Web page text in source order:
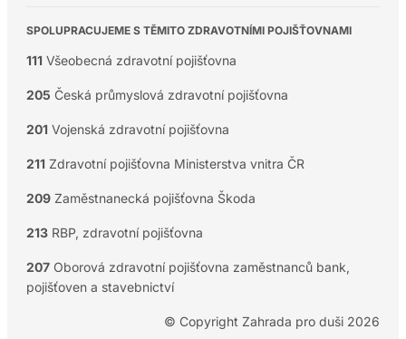
SPOLUPRACUJEME S TĚMITO ZDRAVOTNÍMI POJIŠŤOVNAMI
111 Všeobecná zdravotní pojišťovna
205 Česká průmyslová zdravotní pojišťovna
201 Vojenská zdravotní pojišťovna
211 Zdravotní pojišťovna Ministerstva vnitra ČR
209Zaměstnanecká pojišťovna Škoda
213RBP, zdravotní pojišťovna
207Oborová zdravotní pojišťovna zaměstnanců bank,
pojišťoven a stavebnictví
© Copyright Zahrada pro duši 2026